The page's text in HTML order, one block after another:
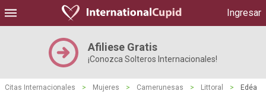
Ingresar
Afiliese Gratis
¡Conozca Solteros Internacionales!
Citas Internacionales > Mujeres > Camerunesas > Littoral > Edéa